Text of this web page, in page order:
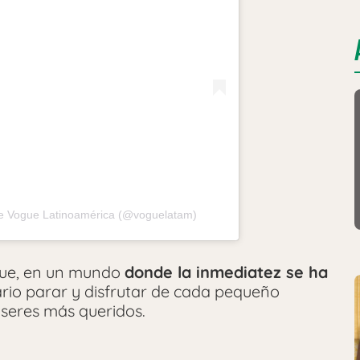
Vogue Latinoamérica (@voguelatam)
en un mundo donde la inmediatez se ha
parar y disfrutar de cada pequeño
más queridos.